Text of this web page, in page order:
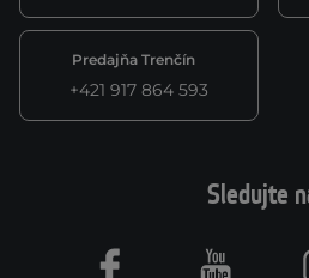
Predajňa Trenčín
+421 917 864 593
Sledujte